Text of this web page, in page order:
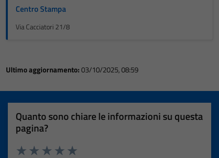
Centro Stampa
Via Cacciatori 21/8
Ultimo aggiornamento:03/10/2025, 08:59
Quanto sono chiare le informazioni su questa
pagina?